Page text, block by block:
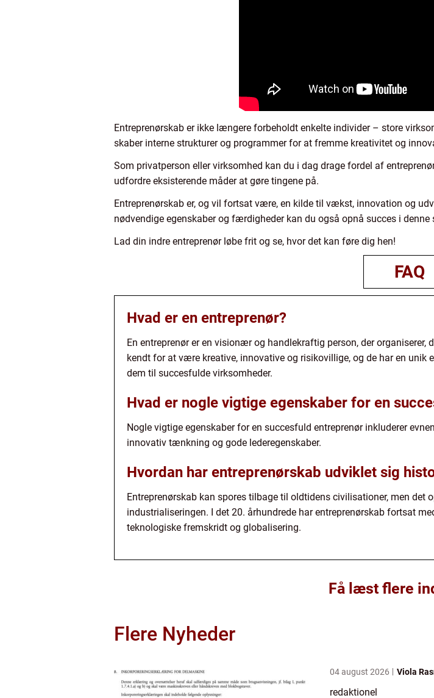
Entreprenørskab er ikke længere forbeholdt enkelte individer – store
skaber interne strukturer og programmer for at fremme kreativitet og
Som privatperson eller virksomhed kan du i dag drage fordel af
udfordre eksisterende måder at gøre tingene på.
Entreprenørskab er, og vil fortsat være, en kilde til vækst, innovation og
nødvendige egenskaber og færdigheder kan du også opnå succes i denne
Lad din indre entreprenør løbe frit og se, hvor det kan føre dig hen!
FAQ
Hvad er en entreprenør?
En entreprenør er en visionær og handlekraftig person, der organiserer,
kendt for at være kreative, innovative og risikovillige, og de har en
dem til succesfulde virksomheder.
Hvad er nogle vigtige egenskaber for en
Nogle vigtige egenskaber for en succesfuld entreprenør inkluderer
innovativ tænkning og gode lederegenskaber.
Hvordan har entreprenørskab udviklet sig
Entreprenørskab kan spores tilbage til oldtidens civilisationer, men det
industrialiseringen. I det 20. århundrede har entreprenørskab fortsat
teknologiske fremskridt og globalisering.
Få læst flere
Flere Nyheder
04 august 2026 Viola
redaktionel